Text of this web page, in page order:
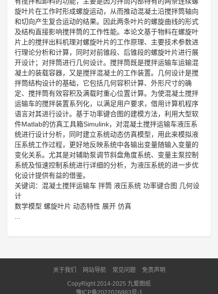
旋叶片在工作时形成螺旋运动，从而推动混凝土沿搅拌筒轴向
和切向产生复合运动的结果。因此两条叶片的螺旋曲线的形式
及结构直接影响搅拌筒的工作性能。本论文基于物料在螺旋叶
片上的搅拌出料机理对螺旋叶片的工作原理、主要技术参数进
行理论分析和计算，同时对前锥段、后锥段的螺旋叶片进行展
开设计；对拌筒进行几何设计。搅拌筒既是搅拌运输车运输混
凝土的装载容器，又是搅拌混凝土的工作装置。几何设计是搅
拌筒结构设计的基础，它包括几何容积计算、外形尺寸的确
定、搅拌筒有效容积及满载时重心位置计算。为使混凝土搅拌
运输车的搅拌装置系列化，以满足用户要求，借用计算机程序
语言对其进行设计。基于功率键合图的建模方法，利用大型软
件Matlab的仿真工具箱Simulink，对混凝土搅拌运输车液压系
统进行设计分析，同时建立系统动态仿真模型，用此来模拟液
压系统工作过程，更好地反映系统中各输出变量随输入变量的
变化关系。尤其是对辅助泵调节斜盘角度系统、变量主泵控制
系统及恒速控制系统进行详细的分析，为液压系统的进一步优
化设计提供有益的借鉴。
关键词：混凝土搅拌运输车 拌筒 液压系统 功率键合图 几何设
计
数学模型 螺旋叶片 动态特性 展开 仿真
关于我们 网站导航 常见问题
免责声明
CopyRight 2014-2025 九爱图纸
豫ICP备2022026883号-1